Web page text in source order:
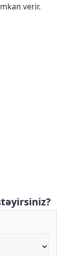
verir.